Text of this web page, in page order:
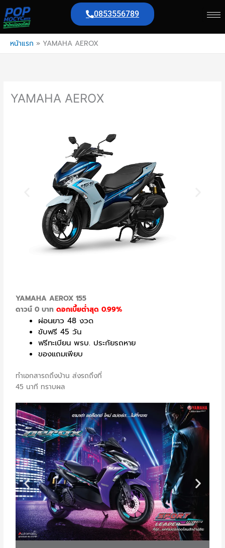
to
content
0853556789
หน้าแรก » YAMAHA AEROX
YAMAHA AEROX
YAMAHA AEROX 155
ดาวน์ 0 บาทดอกเบี้ยต่ำสุด 0.99%
ผ่อนยาว 48 งวด
ขับฟรี 45 วัน
ฟรีทะเบียน พรบ. ประกัยรถหาย
ของแถมเพียบ
ทำเอกสารถถึงบ้าน ส่งรถถึงที่
45 นาที ทราบผล